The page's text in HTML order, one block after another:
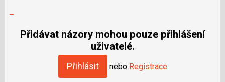
jako
Přidávat názory mohou pouze přihlášení
uživatelé.
Přihlásit nebo Registrace